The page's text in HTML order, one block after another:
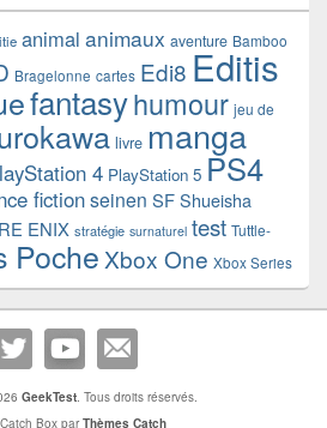
animal animaux aventure Bamboo
Bragelonne cartes Edi8 Editis
fantasyhumour jeu de
livre manga
4 PlayStation 5 PS4
fictionseinen SF Shueisha
ENIX stratégie surnaturel test Tuttle-
Poche Xbox One Xbox Series
GeekTest. Tous droits réservés.
Box parThèmes Catch